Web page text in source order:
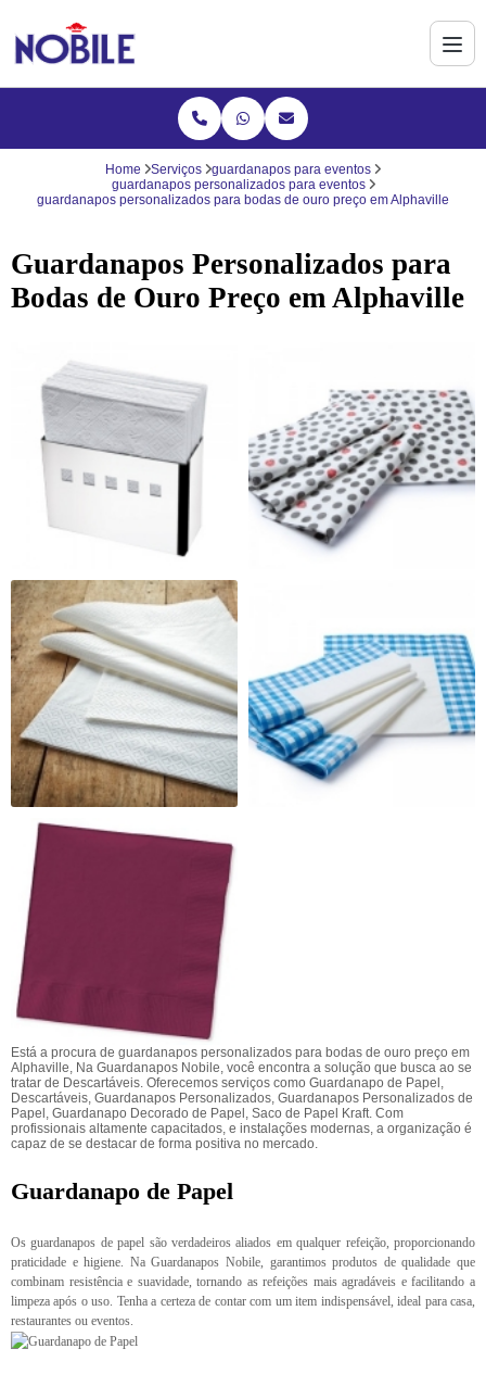
Home Serviços
guardanapos para eventos
guardanapos personalizados para eventos
guardanapos personalizados para bodas de ouro preço em Alphaville
Guardanapos Personalizados para
Bodas de Ouro Preço em Alphaville
Está a procura de guardanapos personalizados para bodas de ouro preço em
Alphaville, Na Guardanapos Nobile, você encontra a solução que busca ao se
tratar de Descartáveis. Oferecemos serviços como Guardanapo de Papel,
Descartáveis, Guardanapos Personalizados, Guardanapos Personalizados de
Papel, Guardanapo Decorado de Papel, Saco de Papel Kraft. Com
profissionais altamente capacitados, e instalações modernas, a organização é
capaz de se destacar de forma positiva no mercado.
Guardanapo de Papel
Os guardanapos de papel são verdadeiros aliados em qualquer refeição, proporcionando
praticidade e higiene. Na Guardanapos Nobile, garantimos produtos de qualidade que
combinam resistência e suavidade, tornando as refeições mais agradáveis e facilitando a
limpeza após o uso. Tenha a certeza de contar com um item indispensável, ideal para casa,
restaurantes ou eventos.